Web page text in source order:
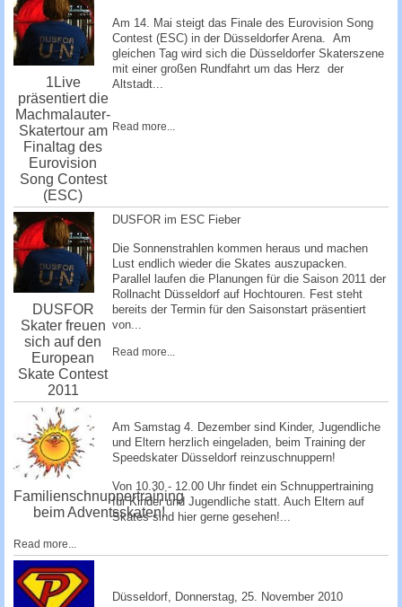
1Live
präsentiert die
Machmalauter-
Skatertour am
Finaltag des
Eurovision
Song Contest
(ESC)
Am 14. Mai steigt das Finale des Eurovision Song
Contest (ESC) in der Düsseldorfer Arena. Am
gleichen Tag wird sich die Düsseldorfer Skaterszene
mit einer großen Rundfahrt um das Herz der
Altstadt...
Read more...
DUSFOR
Skater freuen
sich auf den
European
Skate Contest
2011
DUSFOR im ESC Fieber
Die Sonnenstrahlen kommen heraus und machen
Lust endlich wieder die Skates auszupacken.
Parallel laufen die Planungen für die Saison 2011 der
Rollnacht Düsseldorf auf Hochtouren. Fest steht
bereits der Termin für den Saisonstart präsentiert
von...
Read more...
Familienschnuppertraining
beim Adventsskaten!
Am Samstag 4. Dezember sind Kinder, Jugendliche
und Eltern herzlich eingeladen, beim Training der
Speedskater Düsseldorf reinzuschnuppe­rn!
Von 10.30 - 12.00 Uhr findet ein Schnuppertraining
für Kinder und Jugendliche statt. Auch Eltern auf
Skates sind hier gerne gesehen!...
Read more...
Düsseldorf, ­Donnerstag, 25. November 2010 ­